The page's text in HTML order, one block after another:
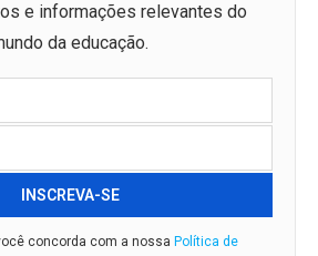
e informações relevantes do
da educação.
INSCREVA-SE
concorda com a nossa Política de